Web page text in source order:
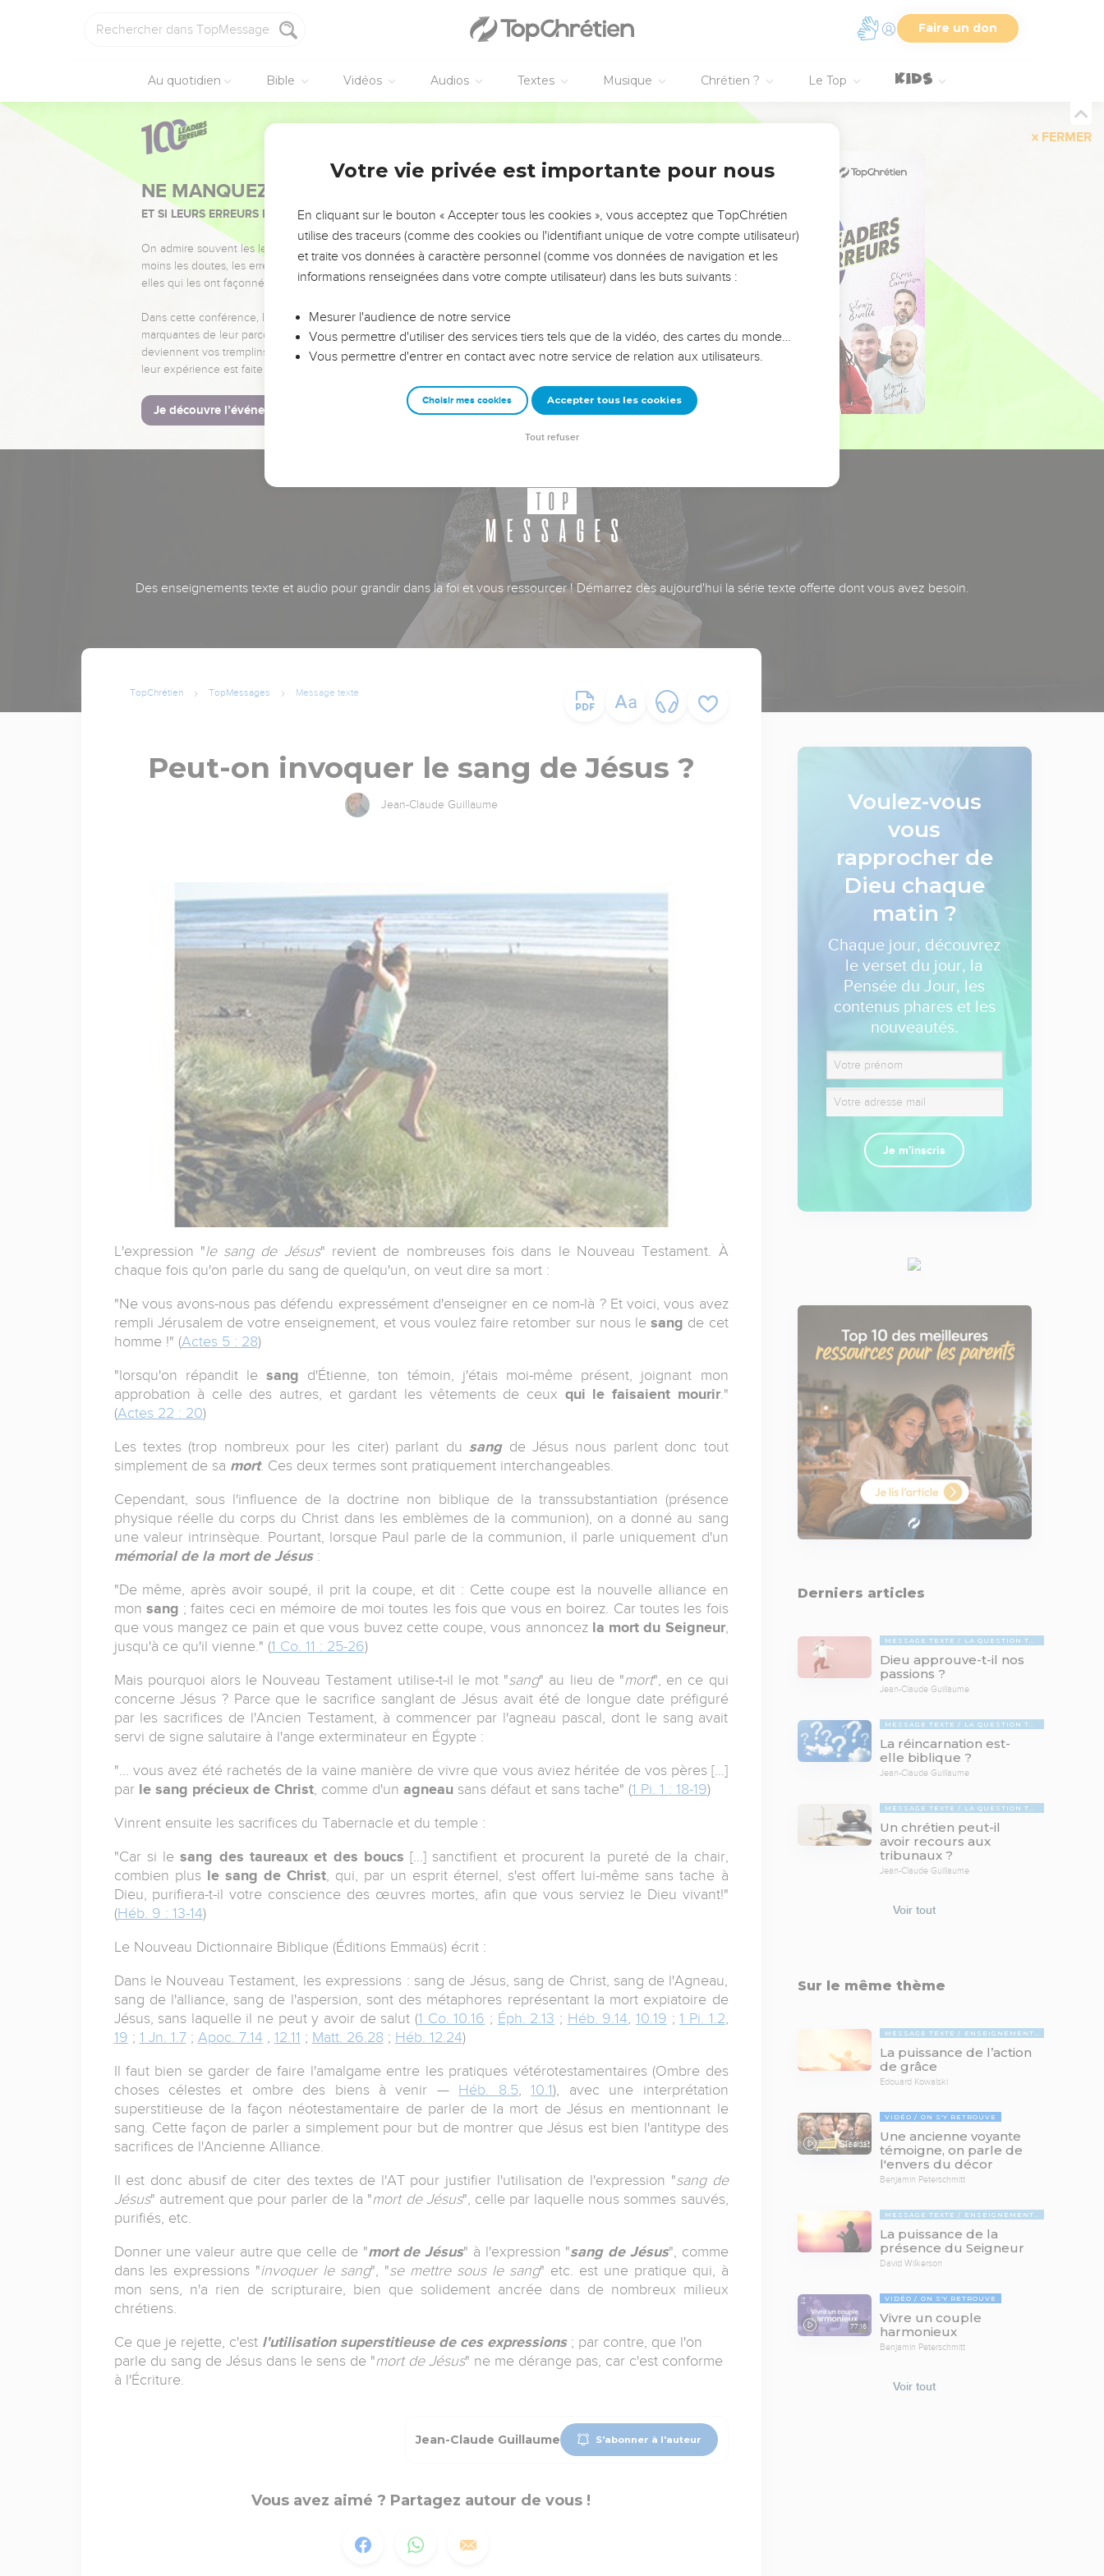
Faire un don
Au quotidien Bible Vidéos Audios Textes Musique Chrétien ? Le Top
FERMER
NE MANQUEZ PAS L’ÉVÉNEMENT DE L’ANNÉE !
ET SI LEURS ERREURS POUVAIENT VOUS ÉVITER LES VOTRES ?
On admire souvent les leaders pour leurs réussites, leur impact, leur foi ou leur vision. Mais on voit
moins les doutes, les erreurs et les saisons difficiles qu'ils ont traversés, alors même que ce sont
elles qui les ont façonnés.
Dans cette conférence, leaders, entrepreneurs, et responsables reviennent sur les erreurs
marquantes de leur parcours et les clés pour avancer avec plus de sagesse afin que leurs erreurs
deviennent vos tremplins. Que vous guidiez un ministère, une équipe, un groupe ou une famille,
leur expérience est faite pour vous.
Je découvre l’événement
Des enseignements texte et audio pour grandir dans la foi et vous ressourcer ! Démarrez dès aujourd'hui la série texte offerte dont vous avez besoin.
TopChrétien TopMessages Message texte
Peut-on invoquer le sang de Jésus ?
Jean-Claude Guillaume
L'expression "le sang de Jésus" revient de nombreuses fois dans le Nouveau Testament. À
chaque fois qu'on parle du sang de quelqu'un, on veut dire sa mort :
"Ne vous avons-nous pas défendu expressément d'enseigner en ce nom-là ? Et voici, vous avez
rempli Jérusalem de votre enseignement, et vous voulez faire retomber sur nous lesang de cet
homme !" (Actes 5 : 28)
"lorsqu'on répandit lesang d'Étienne, ton témoin, j'étais moi-même présent, joignant mon
approbation à celle des autres, et gardant les vêtements de ceux qui le faisaient mourir."
(Actes 22 : 20)
Les textes (trop nombreux pour les citer) parlant du sangde Jésus nous parlent donc tout
simplement de sa mort. Ces deux termes sont pratiquement interchangeables.
Cependant, sous l'influence de la doctrine non biblique de la transsubstantiation (présence
physique réelle du corps du Christ dans les emblèmes de la communion), on a donné au sang
une valeur intrinsèque. Pourtant, lorsque Paul parle de la communion, il parle uniquement d'un
mémorial de la mort de Jésus:
"De même, après avoir soupé, il prit la coupe, et dit : Cette coupe est la nouvelle alliance en
mon sang ; faites ceci en mémoire de moi toutes les fois que vous en boirez. Car toutes les fois
que vous mangez ce pain et que vous buvez cette coupe, vous annoncezla mort du Seigneur,
jusqu'à ce qu'il vienne." (1 Co. 11 : 25-26)
Mais pourquoi alors le Nouveau Testament utilise-t-il le mot "sang" au lieu de "mort", en ce qui
concerne Jésus ? Parce que le sacrifice sanglant de Jésus avait été de longue date préfiguré
par les sacrifices de l'Ancien Testament, à commencer par l'agneau pascal, dont le sang avait
servi de signe salutaire à l'ange exterminateur en Égypte :
"… vous avez été rachetés de la vaine manière de vivre que vous aviez héritée de vos pères […]
par le sang précieux de Christ, comme d'un agneau sans défaut et sans tache" (1 Pi. 1 : 18-19)
Vinrent ensuite les sacrifices du Tabernacle et du temple :
"Car si le sang des taureaux et des boucs […] sanctifient et procurent la pureté de la chair,
combien plusle sang de Christ, qui, par un esprit éternel, s'est offert lui-même sans tache à
Dieu, purifiera-t-il votre conscience des œuvres mortes, afin que vous serviez le Dieu vivant!"
(Héb. 9 : 13-14)
Le Nouveau Dictionnaire Biblique (Éditions Emmaüs) écrit :
Dans le Nouveau Testament, les expressions : sang de Jésus, sang de Christ, sang de l'Agneau,
sang de l'alliance, sang de l'aspersion, sont des métaphores représentant la mort expiatoire de
Jésus, sans laquelle il ne peut y avoir de salut (1 Co. 10.16 ; Éph. 2.13 ; Héb. 9.14, 10.19 ;1 Pi. 1.2,
19 ; 1 Jn. 1.7; Apoc. 7.14 , 12.11 ; Matt. 26.28 ; Héb. 12.24)
Il faut bien se garder de faire l'amalgame entre les pratiques vétérotestamentaires (Ombre des
choses célestes et ombre des biens à venir — Héb. 8.5,10.1), avec une interprétation
superstitieuse de la façon néotestamentaire de parler de la mort de Jésus en mentionnant le
sang. Cette façon de parler a simplement pour but de montrer que Jésus est bien l'antitype des
sacrifices de l'Ancienne Alliance.
Il est donc abusif de citer des textes de l'AT pour justifier l'utilisation de l'expression "sang de
Jésus" autrement que pour parler de la "mort de Jésus", celle par laquelle nous sommes sauvés,
purifiés, etc.
Donner une valeur autre que celle de "mort de Jésus" à l'expression "sang de Jésus", comme
dans les expressions "invoquer le sang", "se mettre sous le sang" etc. est une pratique qui, à
mon sens, n'a rien de scripturaire, bien que solidement ancrée dans de nombreux milieux
chrétiens.
Ce que je rejette, c'est l'utilisation superstitieuse de ces expressions; par contre, que l'on
parle du sang de Jésus dans le sens de "mort de Jésus" ne me dérange pas, car c'est conforme
à l'Écriture.
Jean-Claude Guillaume S'abonner à l'auteur
Vous avez aimé ? Partagez autour de vous !
Voulez-vous
vous
rapprocher de
Dieu chaque
matin ?
Chaque jour, découvrez
le verset du jour, la
Pensée du Jour, les
contenus phares et les
nouveautés.
Je m'inscris
Derniers articles
MESSAGE TEXTE LA QUESTION TABOUE
Dieu approuve-t-il nos
passions ?
Jean-Claude Guillaume
MESSAGE TEXTE LA QUESTION TABOUE
La réincarnation est-
elle biblique ?
Jean-Claude Guillaume
MESSAGE TEXTE LA QUESTION TABOUE
Un chrétien peut-il
avoir recours aux
tribunaux ?
Jean-Claude Guillaume
Voir tout
Sur le même thème
MESSAGE TEXTE ENSEIGNEMENTS BIBLIQUES
La puissance de l’action
de grâce
Edouard Kowalski
69:03
VIDÉO ON S'Y RETROUVE
Une ancienne voyante
témoigne, on parle de
l'envers du décor
Benjamin Peterschmitt
MESSAGE TEXTE ENSEIGNEMENTS BIBLIQUES
La puissance de la
présence du Seigneur
David Wilkerson
77:16
VIDÉO ON S'Y RETROUVE
Vivre un couple
harmonieux
Benjamin Peterschmitt
Voir tout
Votre vie privée est importante pour nous
En cliquant sur le bouton « Accepter tous les cookies », vous acceptez que TopChrétien
utilise des traceurs (comme des cookies ou l'identifiant unique de votre compte utilisateur)
et traite vos données à caractère personnel (comme vos données de navigation et les
informations renseignées dans votre compte utilisateur) dans les buts suivants :
Mesurer l'audience de notre service
Vous permettre d'utiliser des services tiers tels que de la vidéo, des cartes du monde…
Vous permettre d'entrer en contact avec notre service de relation aux utilisateurs.
Choisir mes cookies Accepter tous les cookies
Tout refuser